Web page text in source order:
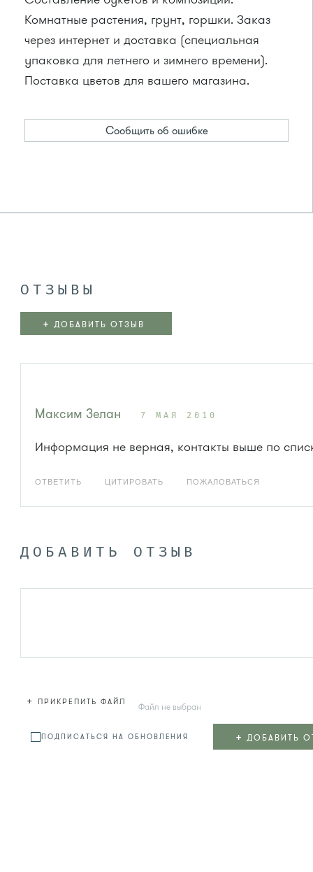
Комнатные растения, грунт, горшки. Заказ
через интернет и доставка (специальная
упаковка для летнего и зимнего времени).
Поставка цветов для вашего магазина.
Сообщить об ошибке
ОТЗЫВЫ
+ ДОБАВИТЬ ОТЗЫВ
Максим Зелан 7 МАЯ 2010
Информация не верная, контакты выше по
ОТВЕТИТЬ ЦИТИРОВАТЬ ПОЖАЛОВАТЬСЯ
ДОБАВИТЬ ОТЗЫВ
+ ПРИКРЕПИТЬ ФАЙЛ Файл не выбран
ПОДПИСАТЬСЯ НА ОБНОВЛЕНИЯ + ДОБАВИТЬ